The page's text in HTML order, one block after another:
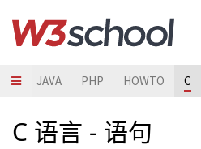
JAVA PHP HOWTO C
C 语言 - 语句